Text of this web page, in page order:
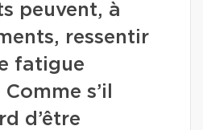
peuvent, à
ressentir
fatigue
s’il
d’être